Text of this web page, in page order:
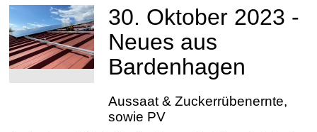
30. Oktober 2023 -
Neues aus
Bardenhagen
Aussaat & Zuckerrübenernte,
sowie PV